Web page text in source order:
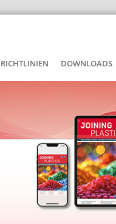
DOWNLOADS